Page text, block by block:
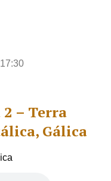
– Terra
Gálica